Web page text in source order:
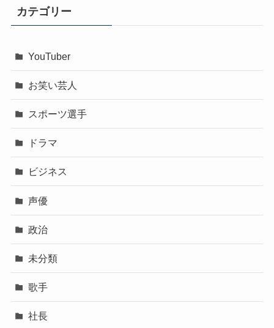
カテゴリー
YouTuber
お笑い芸人
スポーツ選手
ドラマ
ビジネス
声優
政治
未分類
歌手
社長